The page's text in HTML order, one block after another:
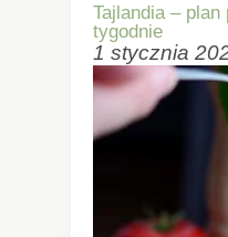
Tajlandia –
tygodnie
1 stycznia